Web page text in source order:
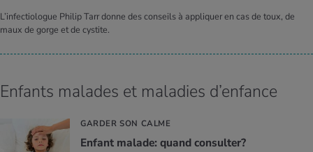
L’infectiologue Philip Tarr donne des conseils à appliquer en cas de toux, de
maux de gorge et de cystite.
Enfants malades et maladies d’enfance
GARDER SON CALME
Enfant malade: quand consul­ter?